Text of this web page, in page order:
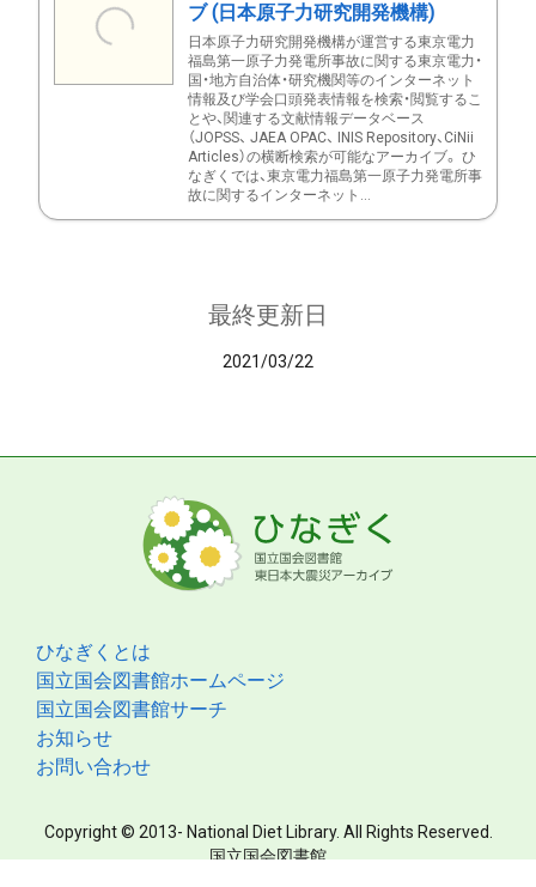
ブ (日本原子力研究開発機構)
日本原子力研究開発機構が運営する東京電力
福島第一原子力発電所事故に関する東京電力・
国・地方自治体・研究機関等のインターネット
情報及び学会口頭発表情報を検索・閲覧するこ
とや、関連する文献情報データベース
（JOPSS、 JAEA OPAC、 INIS Repository、CiNii
Articles）の横断検索が可能なアーカイブ。 ひ
なぎくでは、東京電力福島第一原子力発電所事
故に関するインターネット...
最終更新日
2021/03/22
ひなぎくとは
国立国会図書館ホームページ
国立国会図書館サーチ
お知らせ
お問い合わせ
Copyright © 2013- National Diet Library. All Rights Reserved.